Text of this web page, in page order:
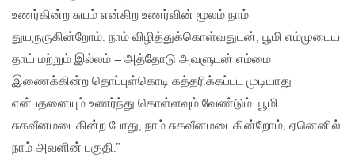
உணர்கின்ற சுயம் என்கிற உணர்வின் மூலம் நாம்
துயருருகின்றோம். நாம் விழித்துக்கொள்வதுடன், பூமி எம்முடைய
தாய் மற்றும் இல்லம் – அத்தோடு அவளுடன் எம்மை
இணைக்கின்ற தொப்புள்கொடி கத்தரிக்கப்பட முடியாது
என்பதனையும் உணர்ந்து கொள்ளவும் வேண்டும். பூமி
சுகவீனமடைகின்ற போது, நாம் சுகவீனமடைகின்றோம், ஏனெனில்
நாம் அவளின் பகுதி.”